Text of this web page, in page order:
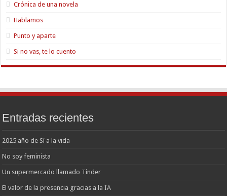
Crónica de una novela
Hablamos
Punto y aparte
Si no vas, te lo cuento
Entradas recientes
2025 año de Sí a la vida
No soy feminista
Un supermercado llamado Tinder
El valor de la presencia gracias a la IA